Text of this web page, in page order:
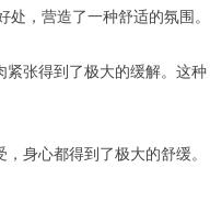
，营造了一种舒适的氛围。
张得到了极大的缓解。这种
身心都得到了极大的舒缓。